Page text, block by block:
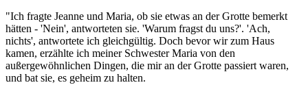
"Ich fragte Jeanne und Maria, ob sie etwas an der Grotte bemerkt
hätten - 'Nein', antworteten sie. 'Warum fragst du uns?'. 'Ach,
nichts', antwortete ich gleichgültig. Doch bevor wir zum Haus
kamen, erzählte ich meiner Schwester Maria von den
außergewöhnlichen Dingen, die mir an der Grotte passiert waren,
und bat sie, es geheim zu halten.